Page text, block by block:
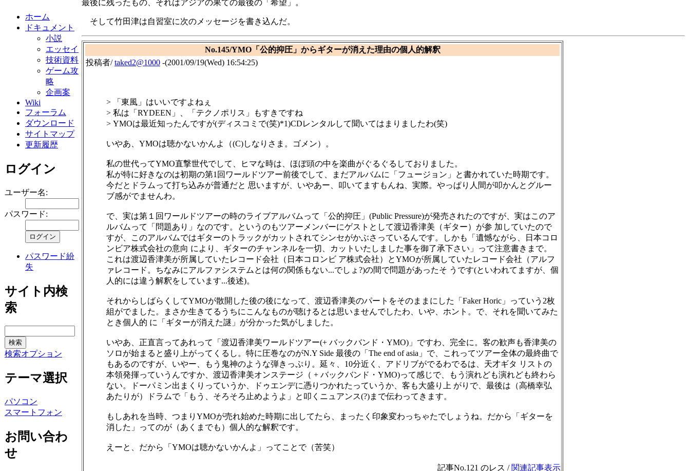
ホーム
ドキュメント
小説
エッセイ
技術資料
ゲーム攻
略
企画案
Wiki
フォーラム
ダウンロード
サイトマップ
更新履歴
ログイン
ユーザー名:
パスワード:
パスワード紛
失
サイト内検
索
検索オプション
テーマ選択
パソコン
スマートフォン
お問い合わ
せ
最後に残ったもの、それはアジアの果ての最後の「希望」。
そして竹田津は自習室に次のメッセージを書き込んだ。
No.145/YMO「公的抑圧」からギターが消えた理由の個人的解釈
投稿者/taked2@1000 -(2001/09/19(Wed) 16:54:25)
> 「東風」はいいですよねぇ
> 私は「RYDEEN」、「テクノポリス」もすきですね
> YMOは最近知ったんですが(ディスコミで(笑)*1)CDレンタルして聞いてはまりましたわ(笑)
いやあ、YMOは聴かないかんよ（(C)しなりさま。ゴメン）。
私の世代ってYMO直撃世代でして、ヒマな時は、ほぼ頭の中を楽曲がぐるぐるしておりました。
私が特に好きなのは初期の第1回ワールドツアー前後でして、まだアルバムに「フュージョン」と書かれていた時期です。
今だとドラムって打ち込みが普通だと 思いますが、いやあー、叩いてますもんね、実際。やっぱり人間が叩かんとグルー
ブ感がでませんわ。
で、実は第１回ワールドツアーの時のライブアルバムって「公的抑圧」(Public Pressure)が発売されたのですが、実はこのア
ルバムって「問題あり」なのです。というのもツアーメンバーにゲストとして渡辺香津美（ギター）が参 加していたので
すが、このアルバムではギターのトラックがカットされてシンセがかぶさっているんです。しかも「遺憾ながら、日本コロ
ンビア株式会社の意向 により、ギターのチャンネルを一切、カットいたしました事を御了承下さい」って注意書きまで。
これは渡辺香津美が所属していたレコード会社（日本コロンビ ア株式会社）とYMOが所属していたレコード会社（アルフ
ァレコード。ちなみにアルファシステムとは何の関係もない...でしょ?)の間で問題があったそ うです(といわれてますが、個
人的には違う解釈をしています...後述)。
それからしばらくしてYMOが散開した後の後になって、渡辺香津美のパートをそのままにした「Faker Horic」っていう2枚
組がでました。まさか生きてるうちにこんなものが聴けるとは思いませんでしたわ、いや、ホント。で、それを聞いてみた
とき個人的 に「ギターが消えた謎」が分かった気がしました。
いやあ、正直言ってあれって「渡辺香津美ワールドツアー(+ バックバンド・YMO)」ですわ、完全に。客の歓声も香津美の
ソロが始まると盛り上がってくるし。特に圧巻なのがN.Y Side 最後の「The end of asia」で、これってツアー全体の最終曲で
もあるのですが、いやー、もう鬼神のような弾きっぷり。延々、10分近く、アドリブがでるわでるは、天才ギタ リストの
本領発揮っていうんですか、渡辺香津美オンステージ（ + バックバンド・YMO)って感じで、もう演れども演れども終わら
ない。ドーパミン出まくりっていうか、ドゥエンデに憑りつかれたっていうか、客も大盛り上 がりで、最後は（高橋幸弘
あたりが）ドラムで「もう、そろそろ止めようよ」と叩くニュアンス(?)まで伝わってきます。
もしあれを当時、つまりYMOが売れ始めた時期に出してたら、まったく印象変わっちゃたでしょうね。だから「ギターを
消した」ってのが（あくまでも）個人的な解釈です。
えーと、だから「YMOは聴かないかんよ」ってことで（苦笑）
記事No.121 のレス / 関連記事表示